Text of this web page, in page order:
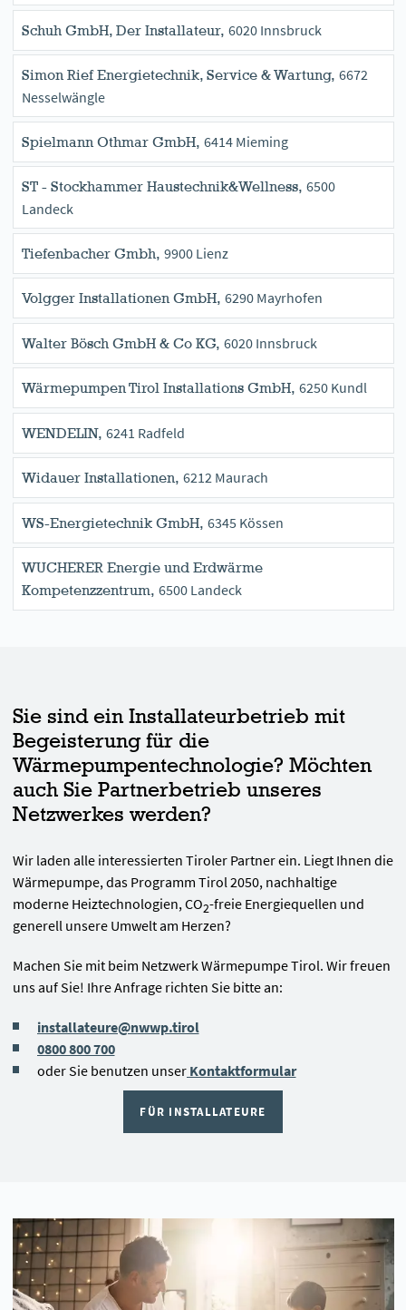
Schuh GmbH, Der Installateur, 6020 Innsbruck
Simon Rief Energietechnik, Service & Wartung, 6672
Nesselwängle
Spielmann Othmar GmbH, 6414 Mieming
ST - Stockhammer Haustechnik&Wellness, 6500
Landeck
Tiefenbacher Gmbh, 9900 Lienz
Volgger Installationen GmbH, 6290 Mayrhofen
Walter Bösch GmbH & Co KG, 6020 Innsbruck
Wärmepumpen Tirol Installations GmbH, 6250 Kundl
WENDELIN, 6241 Radfeld
Widauer Installationen, 6212 Maurach
WS-Energietechnik GmbH, 6345 Kössen
WUCHERER Energie und Erdwärme
Kompetenzzentrum, 6500 Landeck
Sie sind ein Installateurbetrieb mit
Begeisterung für die
Wärmepumpentechnologie? Möchten
auch Sie Partnerbetrieb unseres
Netzwerkes werden?
Wir laden alle interessierten Tiroler Partner ein. Liegt Ihnen die
Wärmepumpe, das Programm Tirol 2050, nachhaltige
moderne Heiztechnologien, CO2-freie Energiequellen und
generell unsere Umwelt am Herzen?
Machen Sie mit beim Netzwerk Wärmepumpe Tirol. Wir freuen
uns auf Sie! Ihre Anfrage richten Sie bitte an:
installateure@nwwp.tirol
0800 800 700
oder Sie benutzen unserKontaktformular
FÜR INSTALLATEURE